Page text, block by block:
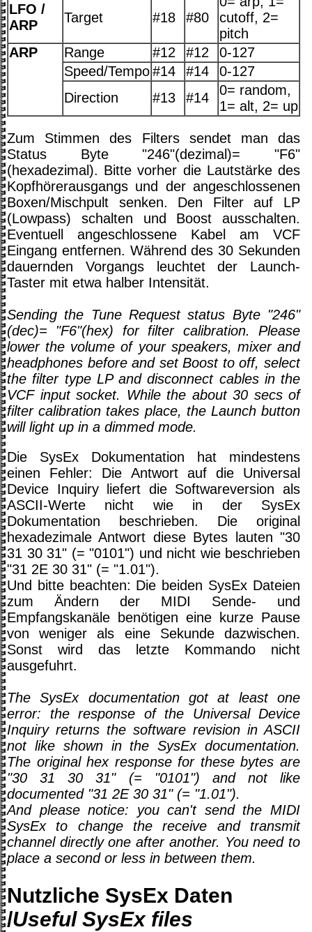
LFO /
ARP
Target #18 #80
cutoff, 2=
pitch
ARP
Range #12 #12
0-127
Speed/Tempo#14 #14
0-127
Direction
#13 #14
0= random,
1= alt, 2= up
Zum Stimmen des Filters sendet man das
Status Byte "246"(dezimal)= "F6"
(hexadezimal). Bitte vorher die Lautstärke des
Kopfhörerausgangs und der angeschlossenen
Boxen/Mischpult senken. Den Filter auf LP
(Lowpass) schalten und Boost ausschalten.
Eventuell angeschlossene Kabel am VCF
Eingang entfernen. Während des 30 Sekunden
dauernden Vorgangs leuchtet der Launch-
Taster mit etwa halber Intensität.
Sending the Tune Request status Byte "246"
(dec)= "F6"(hex) for filter calibration. Please
lower the volume of your speakers, mixer and
headphones before and set Boost to off, select
the filter type LP and disconnect cables in the
VCF input socket. While the about 30 secs of
filter calibration takes place, the Launch button
will light up in a dimmed mode.
Die SysEx Dokumentation hat mindestens
einen Fehler: Die Antwort auf die Universal
Device Inquiry liefert die Softwareversion als
ASCII-Werte nicht wie in der SysEx
Dokumentation beschrieben. Die original
hexadezimale Antwort diese Bytes lauten "30
31 30 31" (= "0101") und nicht wie beschrieben
"31 2E 30 31" (= "1.01").
Und bitte beachten: Die beiden SysEx Dateien
zum Ändern der MIDI Sende- und
Empfangskanäle benötigen eine kurze Pause
von weniger als eine Sekunde dazwischen.
Sonst wird das letzte Kommando nicht
ausgefuhrt.
The SysEx documentation got at least one
error: the response of the Universal Device
Inquiry returns the software revision in ASCII
not like shown in the SysEx documentation.
The original hex response for these bytes are
"30 31 30 31" (= "0101") and not like
documented "31 2E 30 31" (= "1.01").
And please notice: you can't send the MIDI
SysEx to change the receive and transmit
channel directly one after another. You need to
place a second or less in between them.
Nutzliche SysEx Daten
/Useful SysEx files